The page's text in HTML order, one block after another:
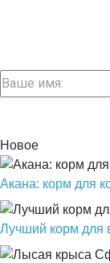
Новое
Акана: корм для
Лучший корм для